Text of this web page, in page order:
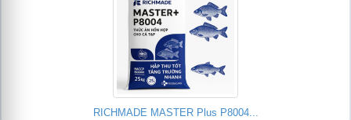
RICHMADE MASTER Plus P8004...